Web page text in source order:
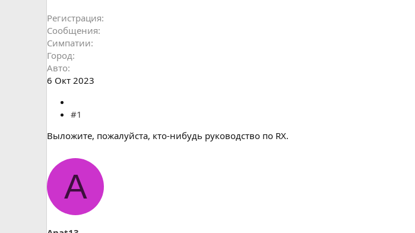
Регистрация
Сообщения
Симпатии
Город
Авто
6 Окт 2023
#1
Выложите, пожалуйста, кто-нибудь руководство по RX.
A